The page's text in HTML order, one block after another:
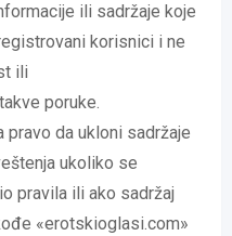
ili sadržaje koje
korisnici i ne
ili
poruke.
da ukloni sadržaje
ukoliko se
pravila ili ako sadržaj
«erotskioglasi.com»